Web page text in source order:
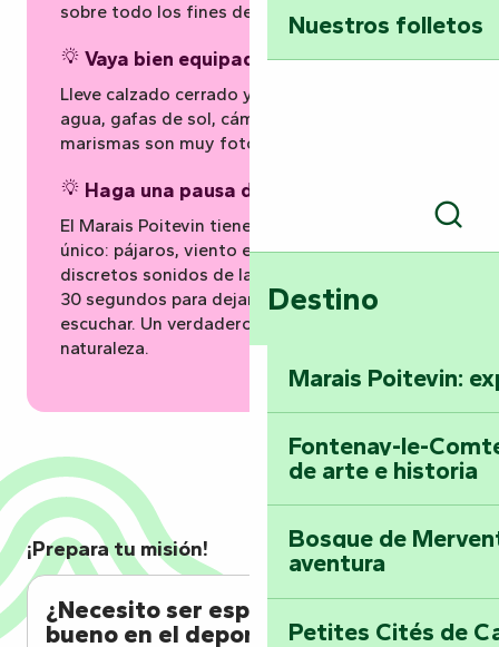
Nuestros folletos
Destino
Marais Poitevin:
Fontenay-le-
de arte e historia
Bosque de
aventura
Petites Cités de
sobre todo los fines de semana.
Vaya bien equipado
Lleve calzado cerrado y una pequeña mochila:
agua, gafas de sol, cámara de fotos… las
marismas son muy fotogénicas.
Haga una pausa durante el paseo
El Marais Poitevin tiene un paisaje sonoro
único: pájaros, viento en los fresnos y mil
discretos sonidos de la naturaleza. Tómese
30 segundos para dejar su scooter, respirar y
escuchar. Un verdadero interludio con la
naturaleza.
¡Prepara tu misión!
¿Necesito ser especialmente
bueno en el deporte?